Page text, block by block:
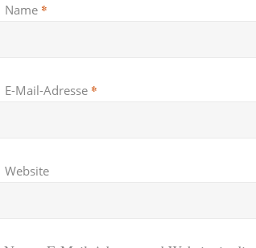
Name *
E-Mail-Adresse *
Website